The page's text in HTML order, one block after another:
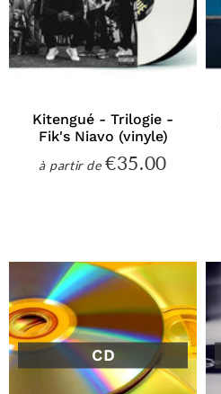
Kitengué - Trilogie -
Fik's Niavo (vinyle)
à partir dePrix
€35.00
CD